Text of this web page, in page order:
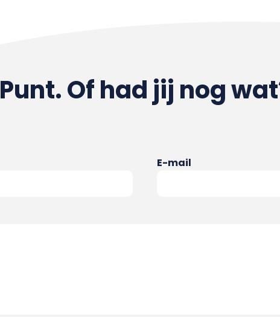
Punt. Of had jij nog
E-mail